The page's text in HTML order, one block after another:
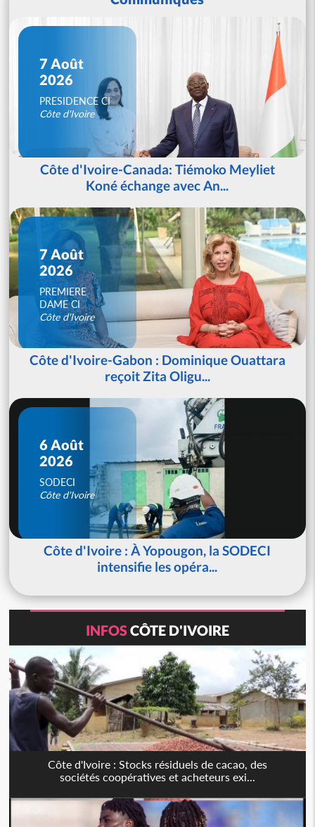
7 Août
2026
PRESIDENCE CI
Côte d'Ivoire
Côte d'Ivoire-Canada: Tiémoko Meyliet
Koné échange avec An...
7 Août
2026
PREMIERE
DAME CI
Côte d'Ivoire
Côte d'Ivoire-Gabon : Dominique Ouattara
reçoit Zita Oligu...
6 Août
2026
SODECI
Côte d'Ivoire
Côte d'Ivoire : À Yopougon, la SODECI
intensifie les opéra...
INFOSCÔTE D'IVOIRE
Côte d'Ivoire : Stocks résiduels de cacao, des
sociétés coopératives et acheteurs exi...